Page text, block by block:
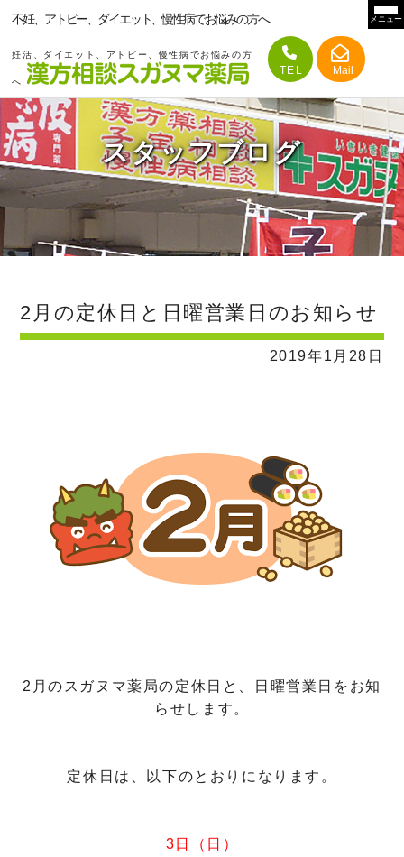
不妊、アトピー、ダイエット、慢性病でお悩みの方へ
妊活、ダイエット、アトピー、慢性病でお悩みの方
へ
メニュー
スタッフブログ
2月の定休日と日曜営業日のお知らせ
2019年1月28日
2月のスガヌマ薬局の定休日と、日曜営業日をお知
らせします。
定休日は、以下のとおりになります。
3日（日）